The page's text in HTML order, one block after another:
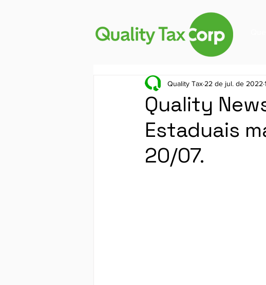
Quality
Estaduais
20/07.
Quality Tax 22 de jul. de 2022